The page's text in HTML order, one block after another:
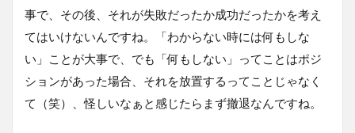
事で、その後、それが失敗だったか成功だったかを考え
てはいけないんですね。「わからない時には何もしな
い」ことが大事で、でも「何もしない」ってことはポジ
ションがあった場合、それを放置するってことじゃなく
て（笑）、怪しいなぁと感じたらまず撤退なんですね。